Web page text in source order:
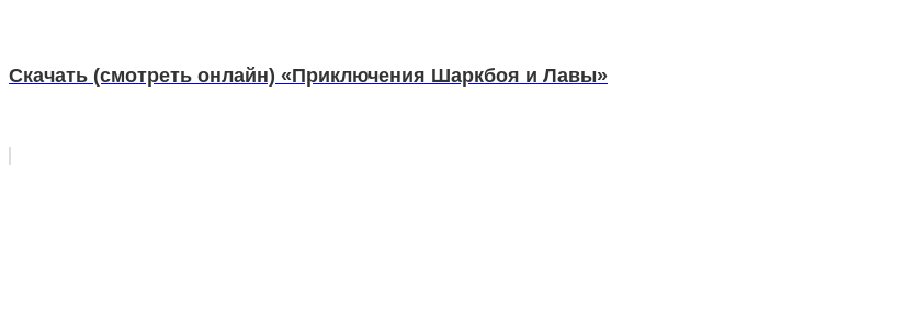
Скачать (смотреть онлайн) «Приключения Шаркбоя и Лавы»